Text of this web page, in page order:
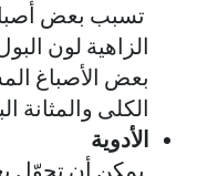
تسبب بعض
الزاهية لون
بعض الأصباغ
الكلى والمثانة
الأدوية
يمكن أن تحوّل